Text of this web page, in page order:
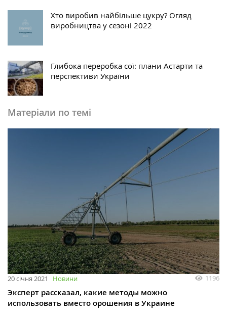
Хто виробив найбільше цукру? Огляд
виробництва у сезоні 2022
Глибока переробка сої: плани Астарти та
перспективи України
Матеріали по темі
20 січня 2021 Новини 1196
Эксперт рассказал, какие методы можно
использовать вместо орошения в Украине